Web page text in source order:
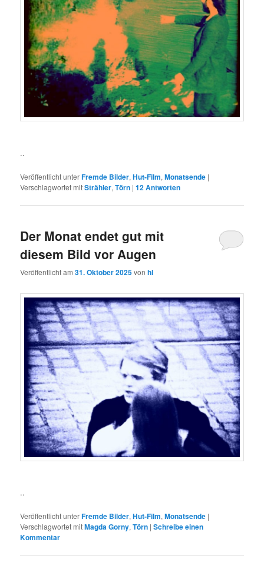
..
Veröffentlicht unterFremde Bilder,Hut-Film,Monatsende |
Verschlagwortet mitSträhler,Törn |12Antworten
Der Monat endet gut mit
diesem Bild vor Augen
Veröffentlicht am31. Oktober 2025vonhl
..
Veröffentlicht unterFremde Bilder,Hut-Film,Monatsende |
Verschlagwortet mitMagda Gorny,Törn |Schreibe einen
Kommentar